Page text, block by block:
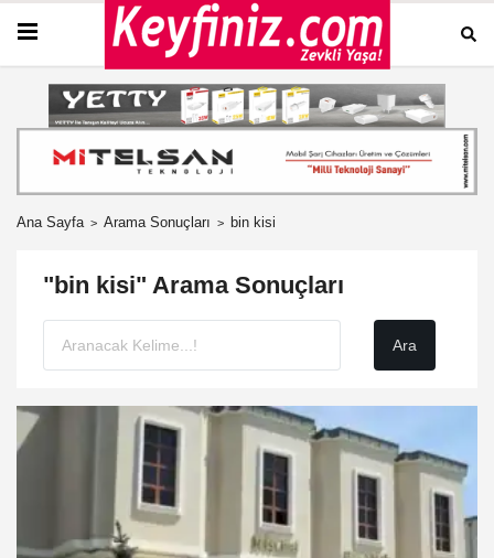
Ana Sayfa Arama Sonuçları bin kisi
"bin kisi" Arama Sonuçları